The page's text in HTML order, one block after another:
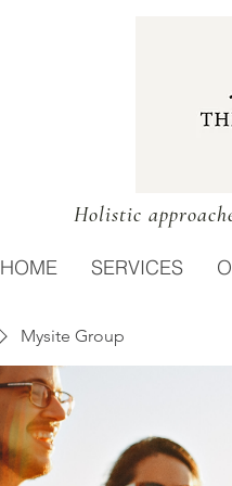
Holistic
HOME SERVICES
Mysite Group